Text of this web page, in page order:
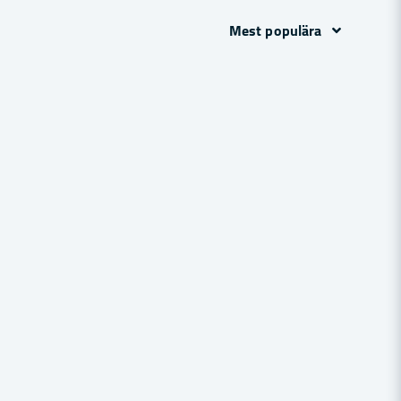
Mest populära